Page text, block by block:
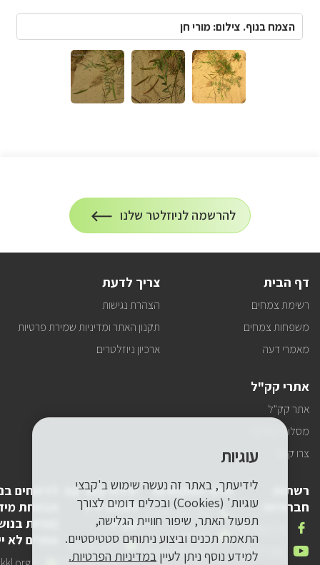
הצמח בנוף. צילום: מורי חן
הרשמה
להרשמה לניוזלטר שלנו
על
הרשמה
דף הבית
רשימת צמחים
משפחות צמחים
מאמרי דעה
צריך לדעת
הצהרת נגישות
תקנון האתר ומדיניות שמירת פרטיות
ארכיון ניוזלטרים
אתרי קק"ל
אתר קק"ל
מסלולי טיולים
צרו קשר
רשתות
חברתיות
FACEBOOK
אנחנו
בפייסבוק
YOUTUBE
אנחנו
פרטי התקשרות
טלפון
שלנו
1-800-250-250
דואר pneyot-
tzibur@kkl.org.il
יצירת קשר עם
לשכת יו"ר
קק"ל
דואר
אלקטרוני
lishkat-yor-
kkl@kkl.org.il
לדיווחים
אבטחת
(פניות
אחרים לא
עוגיות
לידיעתך, באתר זה נעשה שימוש ב'קבצי
עוגיות' (Cookies) ובכלים דומים לצורך
תפעול האתר, שיפור חוויית הגלישה,
התאמת תכנים וביצוע ניתוחים סטטיסטיים.
למידע נוסף ניתן לעיין במדיניות הפרטיות.